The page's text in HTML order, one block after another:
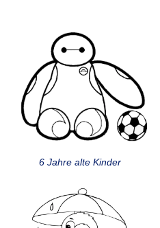
6 Jahre alte Kinder